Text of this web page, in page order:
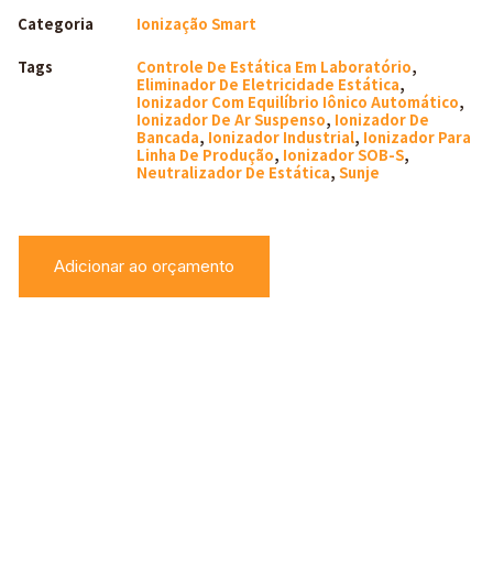
Categoria Ionização Smart
Tags Controle De Estática Em Laboratório,
Eliminador De Eletricidade Estática,
Ionizador Com Equilíbrio Iônico Automático,
Ionizador De Ar Suspenso, Ionizador De
Bancada, Ionizador Industrial, Ionizador Para
Linha De Produção, Ionizador SOB-S,
Neutralizador De Estática, Sunje
Adicionar ao orçamento